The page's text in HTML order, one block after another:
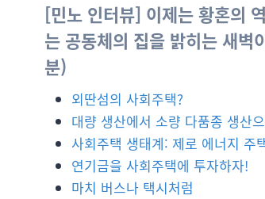
[민노 인터뷰] 이제는 황혼의
는 공동체의 집을 밝히는 새벽
분)
외딴섬의 사회주택?
대량 생산에서 소량 다품종 생산
사회주택 생태계: 제로 에너지 주
연기금을 사회주택에 투자하자!
마치 버스나 택시처럼